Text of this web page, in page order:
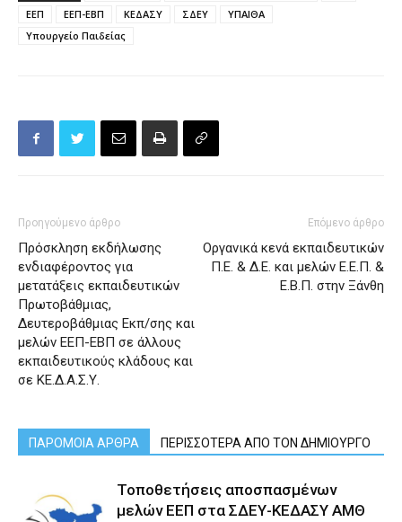
ΕΕΠ
ΕΕΠ-ΕΒΠ ΚΕΔΑΣΥ ΣΔΕΥ
ΥΠΑΙΘΑ
Υπουργείο Παιδείας
Προηγούμενο άρθρο
Πρόσκληση εκδήλωσης
ενδιαφέροντος για
μετατάξεις εκπαιδευτικών
Πρωτοβάθμιας,
Δευτεροβάθμιας Εκπ/σης και
μελών ΕΕΠ-ΕΒΠ σε άλλους
εκπαιδευτικούς κλάδους και
σε ΚΕ.Δ.Α.Σ.Υ.
Επόμενο άρθρο
Οργανικά κενά εκπαιδευτικών
Π.Ε. & Δ.Ε. και μελών Ε.Ε.Π. &
Ε.Β.Π. στην Ξάνθη
ΠΑΡΟΜΟΙΑ ΑΡΘΡΑ ΠΕΡΙΣΣΟΤΕΡΑ ΑΠΟ ΤΟΝ ΔΗΜΙΟΥΡΓΟ
Τοποθετήσεις αποσπασμένων
μελών ΕΕΠ στα ΣΔΕΥ-ΚΕΔΑΣΥ ΑΜΘ